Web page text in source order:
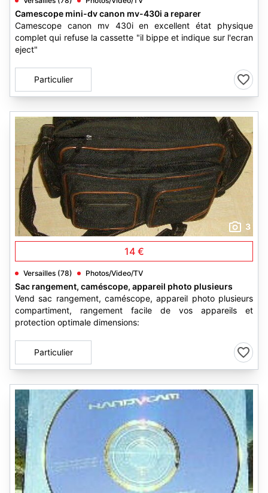
Camescope mini-dv canon mv-430i a reparer
Camescope canon mv 430i en excellent état physique
complet qui refuse la cassette "il bippe et indique sur l'ecran
eject"
Particulier
3
14 €
Versailles (78) Photos/Video/TV
Sac rangement, caméscope, appareil photo plusieurs
Vend sac rangement, caméscope, appareil photo plusieurs
compartiment, rangement facile de vos appareils et
protection optimale dimensions:
Particulier